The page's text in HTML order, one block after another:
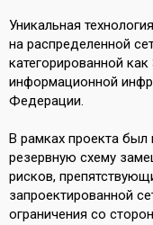
Уникальная
на распределенной
категорированной
информационной
Федерации.
В рамках проекта
резервную схему
рисков,
запроектированной
ограничения со